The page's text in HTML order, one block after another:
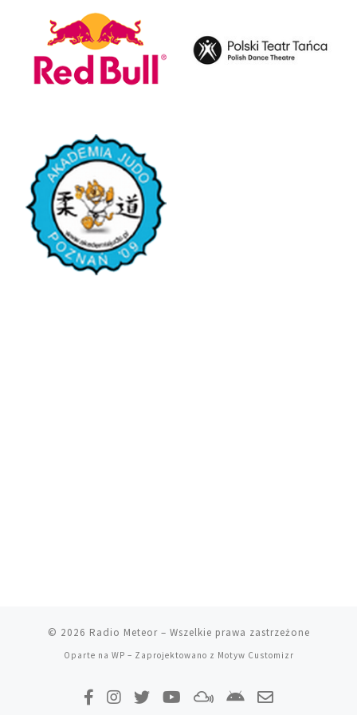
© 2026 Radio Meteor– Wszelkie prawa zastrzeżone
Oparte na WP – Zaprojektowano z Motyw Customizr